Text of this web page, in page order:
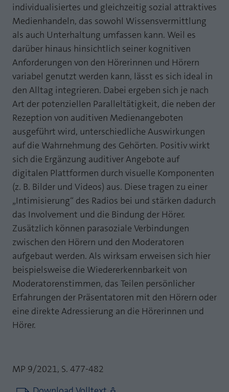
individualisiertes und gleichzeitig sozial attraktives
Medienhandeln, das sowohl Wissensvermittlung
als auch Unterhaltung umfassen kann. Weil es
darüber hinaus hinsichtlich seiner kognitiven
Anforderungen von den Hörerinnen und Hörern
variabel genutzt werden kann, lässt es sich ideal in
den Alltag integrieren. Dabei ergeben sich je nach
Art der potenziellen Paralleltätigkeit, die neben der
Rezeption von auditiven Medienangeboten
ausgeführt wird, unterschiedliche Auswirkungen
auf die Wahrnehmung des Gehörten. Positiv wirkt
sich die Ergänzung auditiver Angebote auf
digitalen Plattformen durch visuelle Komponenten
(z. B. Bilder und Videos) aus. Diese tragen zu einer
„Intimisierung“ des Radios bei und stärken dadurch
das Involvement und die Bindung der Hörer.
Zusätzlich können parasoziale Verbindungen
zwischen den Hörern und den Moderatoren
aufgebaut werden. Als wirksam erweisen sich hier
beispielsweise die Wiedererkennbarkeit von
Moderatorenstimmen, das Teilen persönlicher
Erfahrungen der Präsentatoren mit den Hörern oder
eine direkte Adressierung an die Hörerinnen und
Hörer.
MP 9/2021, S. 477-482